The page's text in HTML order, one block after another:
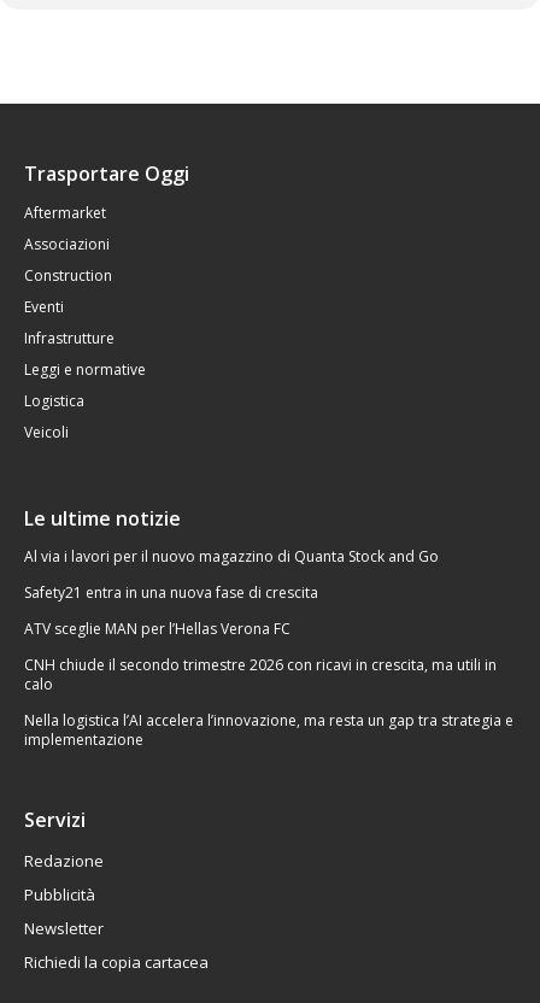
Trasportare Oggi
Aftermarket
Associazioni
Construction
Eventi
Infrastrutture
Leggi e normative
Logistica
Veicoli
Le ultime notizie
Al via i lavori per il nuovo magazzino di Quanta Stock and Go
Safety21 entra in una nuova fase di crescita
ATV sceglie MAN per l’Hellas Verona FC
CNH chiude il secondo trimestre 2026 con ricavi in crescita, ma utili in
calo
Nella logistica l’AI accelera l’innovazione, ma resta un gap tra strategia e
implementazione
Servizi
Redazione
Pubblicità
Newsletter
Richiedi la copia cartacea